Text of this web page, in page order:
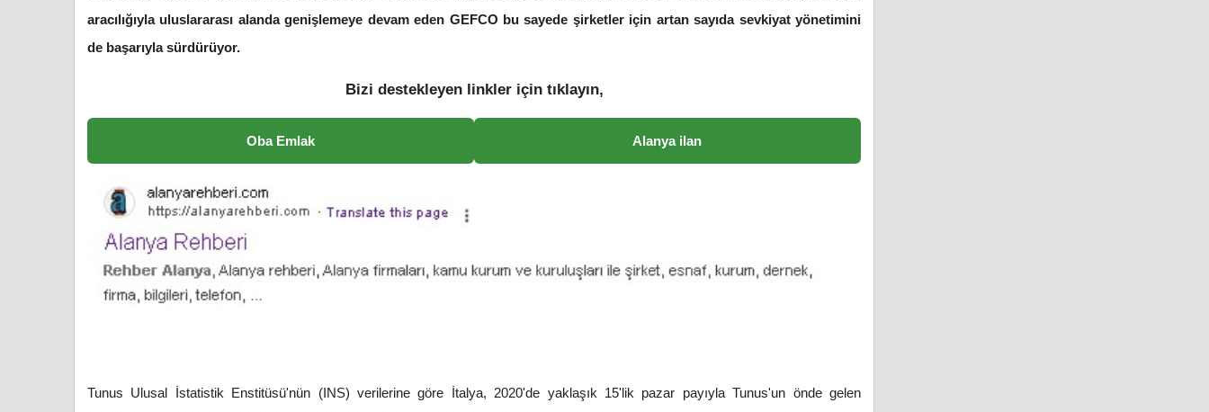
aracılığıyla uluslararası alanda genişlemeye devam eden GEFCO bu sayede şirketler için artan sayıda sevkiyat yönetimini
de başarıyla sürdürüyor.
Bizi destekleyen linkler için tıklayın,
Oba Emlak Alanya ilan
Tunus Ulusal İstatistik Enstitüsü'nün (INS) verilerine göre İtalya, 2020'de yaklaşık 15'lik pazar payıyla Tunus'un önde gelen